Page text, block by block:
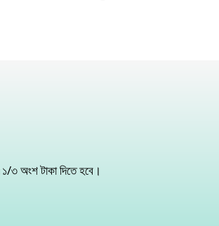
৩ অংশ টাকা দিতে হবে।